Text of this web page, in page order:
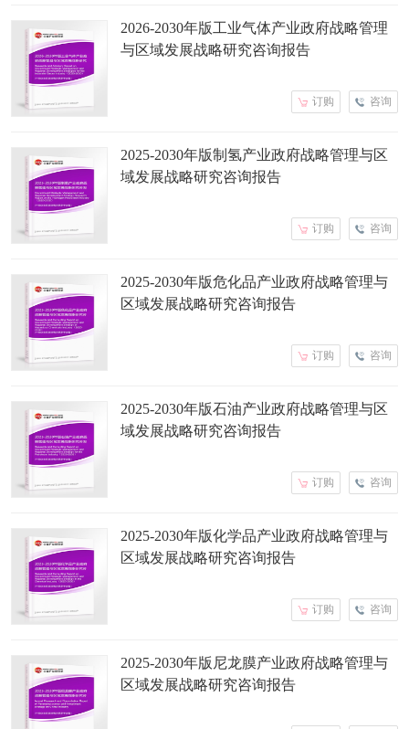
2026-2030年版工业气体产业政府战略管理
与区域发展战略研究咨询报告
咨询
订购
2025-2030年版制氢产业政府战略管理与区
域发展战略研究咨询报告
咨询
订购
2025-2030年版危化品产业政府战略管理与
区域发展战略研究咨询报告
咨询
订购
2025-2030年版石油产业政府战略管理与区
域发展战略研究咨询报告
咨询
订购
2025-2030年版化学品产业政府战略管理与
区域发展战略研究咨询报告
咨询
订购
2025-2030年版尼龙膜产业政府战略管理与
区域发展战略研究咨询报告